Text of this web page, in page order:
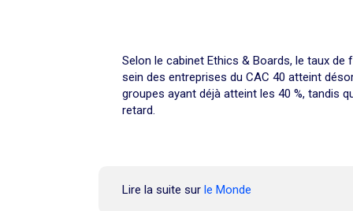
Selon le cabinet Ethics & Boards, le taux
sein des entreprises du CAC 40 atteint
groupes ayant déjà atteint les 40 %, tandis
retard.
Lire la suite sur le Monde